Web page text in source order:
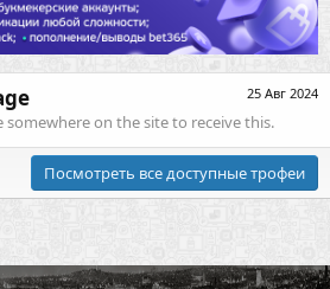
25 Авг 2024
somewhere on the site to receive this.
Посмотреть все доступные трофеи